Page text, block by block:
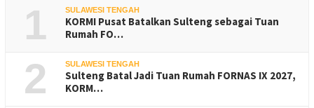
1 SULAWESI TENGAH
KORMI Pusat Batalkan Sulteng sebagai Tuan
Rumah FO…
2 SULAWESI TENGAH
Sulteng Batal Jadi Tuan Rumah FORNAS IX 2027,
KORM…